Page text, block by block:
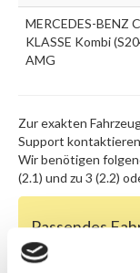
MERCEDES-BENZ
KLASSE Kombi
AMG
Zur exakten
Support
Wir benötigen
(2.1) und zu 3 (2.2)
Passendes
Fahrzeug-